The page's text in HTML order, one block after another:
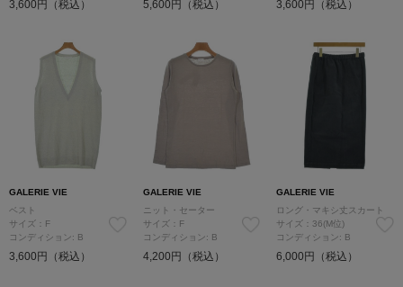
3,600円（税込） 5,600円（税込） 3,600円（税込）
GALERIE VIE
ベスト
サイズ：F
コンディション: B
3,600円（税込）
GALERIE VIE
ニット・セーター
サイズ：F
コンディション: B
4,200円（税込）
GALERIE VIE
ロング・マキシ丈スカート
サイズ：36(M位)
コンディション: B
6,000円（税込）